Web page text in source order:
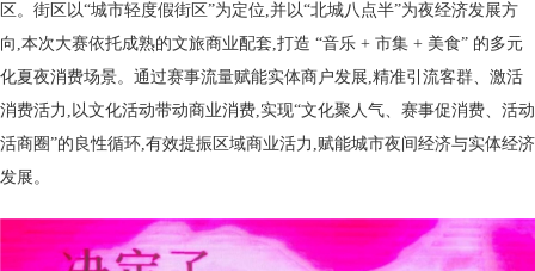
区。街区以“城市轻度假街区”为定位,并以“北城八点半”为夜经济发展方
向,本次大赛依托成熟的文旅商业配套,打造 “音乐 + 市集 + 美食” 的多元
化夏夜消费场景。通过赛事流量赋能实体商户发展,精准引流客群、激活
消费活力,以文化活动带动商业消费,实现“文化聚人气、赛事促消费、活动
活商圈”的良性循环,有效提振区域商业活力,赋能城市夜间经济与实体经济
发展。